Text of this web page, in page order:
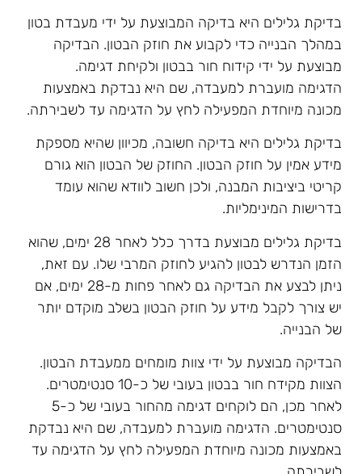
בדיקת גלילים היא בדיקה המבוצעת על ידי מעבדת בטון
במהלך הבנייה כדי לקבוע את חוזק הבטון. הבדיקה
מבוצעת על ידי קידוח חור בבטון ולקיחת דגימה.
הדגימה מועברת למעבדה, שם היא נבדקת באמצעות
מכונה מיוחדת המפעילה לחץ על הדגימה עד לשבירתה.
בדיקת גלילים היא בדיקה חשובה, מכיוון שהיא מספקת
מידע אמין על חוזק הבטון. החוזק של הבטון הוא גורם
קריטי ביציבות המבנה, ולכן חשוב לוודא שהוא עומד
בדרישות המינימליות.
בדיקת גלילים מבוצעת בדרך כלל לאחר 28 ימים, שהוא
הזמן הנדרש לבטון להגיע לחוזק המרבי שלו. עם זאת,
ניתן לבצע את הבדיקה גם לאחר פחות מ-28 ימים, אם
יש צורך לקבל מידע על חוזק הבטון בשלב מוקדם יותר
של הבנייה.
הבדיקה מבוצעת על ידי צוות מומחים ממעבדת הבטון.
הצוות מקידח חור בבטון בעובי של כ-10 סנטימטרים.
לאחר מכן, הם לוקחים דגימה מהחור בעובי של כ-5
סנטימטרים. הדגימה מועברת למעבדה, שם היא נבדקת
באמצעות מכונה מיוחדת המפעילה לחץ על הדגימה עד